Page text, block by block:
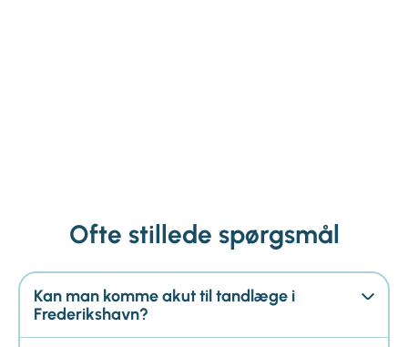
Ofte stillede spørgsmål
Kan man komme akut til tandlæge i
Frederikshavn?